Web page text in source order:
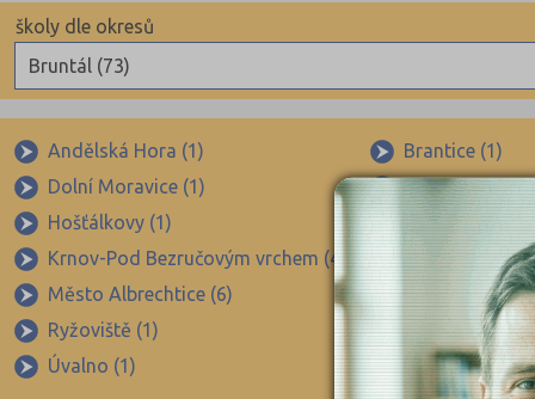
Bruntál (73)
školy dle okresů
Beroun (85)
Blansko (88)
Brno-město (317)
Brno-venkov (149)
Bruntál (73)
Břeclav (84)
Andělská Hora (1) Brantice (1)
Dolní Moravice (1)
Dvorce u
Hošťálkovy (1) Jindřichov (1)
Krnov-Pod Bezručovým vrchem (4)
Krnov-Pod
Město Albrechtice (6)
Osoblaha (2)
Ryžoviště (1)
Stará Ves (1)
Úvalno (1)
Vrbno pod